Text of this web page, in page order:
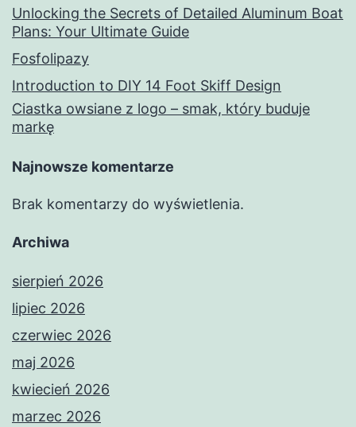
Unlocking the Secrets of Detailed Aluminum Boat
Plans: Your Ultimate Guide
Fosfolipazy
Introduction to DIY 14 Foot Skiff Design
Ciastka owsiane z logo – smak, który buduje
markę
Najnowsze komentarze
Brak komentarzy do wyświetlenia.
Archiwa
sierpień 2026
lipiec 2026
czerwiec 2026
maj 2026
kwiecień 2026
marzec 2026